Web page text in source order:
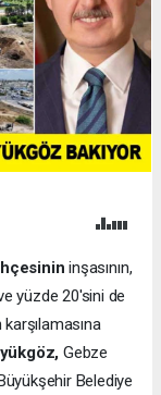
inşasının,
yüzde 20'sini de
Gebze
Belediye